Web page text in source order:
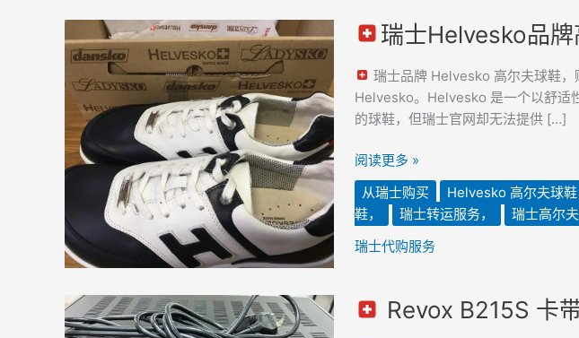
瑞士Helvesko品
瑞士品牌 Helvesko 高尔夫球鞋，
Helvesko。Helvesko 是一个以舒适
的球鞋，但瑞士官网却无法提供 […]
士
Helvesko
高
夫
球
鞋，
购
于
并
阅读更多 »
从瑞士购买
Helvesko 高尔夫球鞋
鞋，
瑞士转运服务， 瑞士高尔夫
瑞士代购服务
Revox B215S 卡